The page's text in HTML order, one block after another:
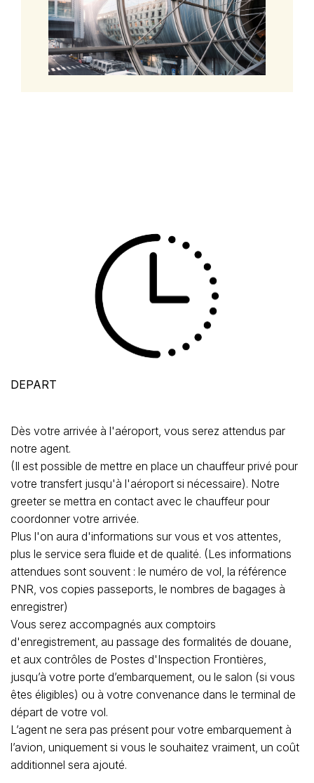
DEPART
Dès votre arrivée à l'aéroport, vous serez attendus par
notre agent.
(Il est possible de mettre en place un chauffeur privé pour
votre transfert jusqu'à l'aéroport si nécessaire). Notre
greeter se mettra en contact avec le chauffeur pour
coordonner votre arrivée.
Plus l'on aura d'informations sur vous et vos attentes,
plus le service sera fluide et de qualité. (Les informations
attendues sont souvent : le numéro de vol, la référence
PNR, vos copies passeports, le nombres de bagages à
enregistrer)
Vous serez accompagnés aux comptoirs
d'enregistrement, au passage des formalités de douane,
et aux contrôles de Postes d'Inspection Frontières,
jusqu’à votre porte d’embarquement, ou le salon (si vous
êtes éligibles) ou à votre convenance dans le terminal de
départ de votre vol.
L’agent ne sera pas présent pour votre embarquement à
l’avion, uniquement si vous le souhaitez vraiment, un coût
additionnel sera ajouté.